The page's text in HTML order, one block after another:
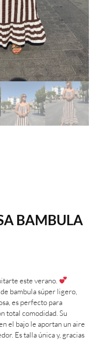
BAMBULA
este verano.
bambula súper ligero,
es perfecto para
total comodidad. Su
el bajo le aportan un aire
Es talla única y, gracias